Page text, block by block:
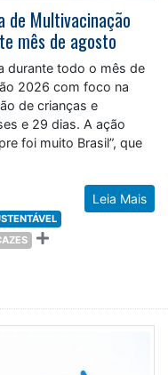
de Multivacinação
mês de agosto
durante todo o mês de
2026 com foco na
de crianças e
e 29 dias. A ação
foi muito Brasil”, que
Leia Mais